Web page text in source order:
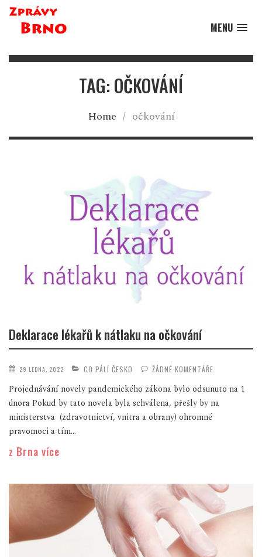
MENU
TAG: OČKOVÁNÍ
Home / očkování
Deklarace lékařů k nátlaku na očkování
29 LEDNA, 2022 CO PÁLÍ ČESKO ŽÁDNÉ KOMENTÁŘE
Projednávání novely pandemického zákona bylo odsunuto na 1
února Pokud by tato novela byla schválena, přešly by na
ministerstva (zdravotnictví, vnitra a obrany) ohromné
pravomoci a tím...
z Brna více